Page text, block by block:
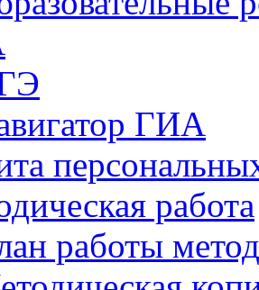
ГИА
работа
работы